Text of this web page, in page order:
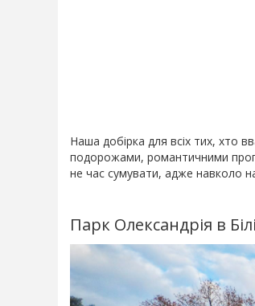
Наша добірка для всіх тих, хто
подорожами, романтичними
не час сумувати, адже навколо
Парк Олександрія в